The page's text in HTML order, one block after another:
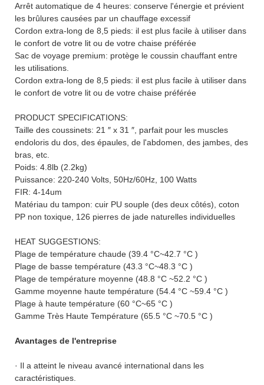
Arrêt automatique de 4 heures: conserve l'énergie et prévient
les brûlures causées par un chauffage excessif
Cordon extra-long de 8,5 pieds: il est plus facile à utiliser dans
le confort de votre lit ou de votre chaise préférée
Sac de voyage premium: protège le coussin chauffant entre
les utilisations.
Cordon extra-long de 8,5 pieds: il est plus facile à utiliser dans
le confort de votre lit ou de votre chaise préférée
PRODUCT SPECIFICATIONS:
Taille des coussinets: 21 ″ x 31 ″, parfait pour les muscles
endoloris du dos, des épaules, de l'abdomen, des jambes, des
bras, etc.
Poids: 4.8lb (2.2kg)
Puissance: 220-240 Volts, 50Hz/60Hz, 100 Watts
FIR: 4-14um
Matériau du tampon: cuir PU souple (des deux côtés), coton
PP non toxique, 126 pierres de jade naturelles individuelles
HEAT SUGGESTIONS:
Plage de température chaude (39.4 °C~42.7 °C )
Plage de basse température (43.3 °C~48.3 °C )
Plage de température moyenne (48.8 °C ~52.2 °C )
Gamme moyenne haute température (54.4 °C ~59.4 °C )
Plage à haute température (60 °C~65 °C )
Gamme Très Haute Température (65.5 °C ~70.5 °C )
Avantages de l'entreprise
· Il a atteint le niveau avancé international dans les
caractéristiques.